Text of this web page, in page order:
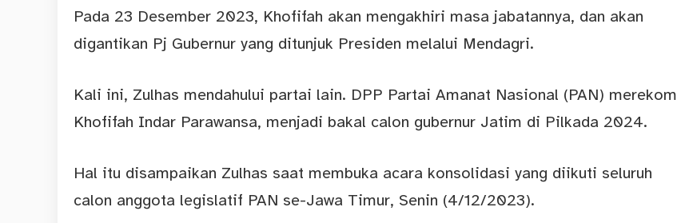
Pada 23 Desember 2023, Khofifah akan mengakhiri masa jabatannya, dan akan
digantikan Pj Gubernur yang ditunjuk Presiden melalui Mendagri.
Kali ini, Zulhas mendahului partai lain. DPP Partai Amanat Nasional (PAN) merekom
Khofifah Indar Parawansa, menjadi bakal calon gubernur Jatim di Pilkada 2024.
Hal itu disampaikan Zulhas saat membuka acara konsolidasi yang diikuti seluruh
calon anggota legislatif PAN se-Jawa Timur, Senin (4/12/2023).